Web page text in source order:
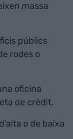
massa
públics
rodes o
oficina
de crèdit.
o de baixa